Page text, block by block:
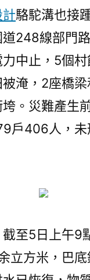
駱駝溝也接
248線部門
中止，5個
淹，2座橋
。災難產生
戶406人，
至5日上午9
立方米，巴